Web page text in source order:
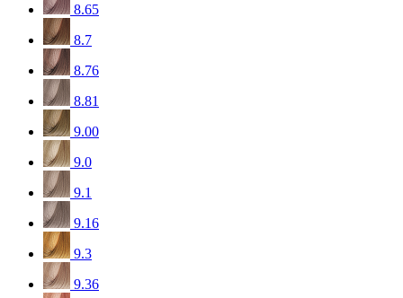
8.65
8.7
8.76
8.81
9.00
9.0
9.1
9.16
9.3
9.36